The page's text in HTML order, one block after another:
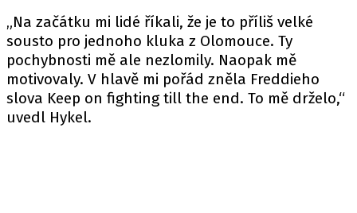
„Na začátku mi lidé říkali, že je to příliš velké
sousto pro jednoho kluka z Olomouce. Ty
pochybnosti mě ale nezlomily. Naopak mě
motivovaly. V hlavě mi pořád zněla Freddieho
slova Keep on fighting till the end. To mě drželo,“
uvedl Hykel.